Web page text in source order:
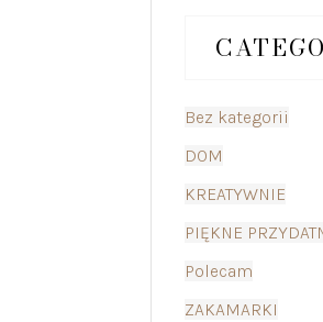
Bez kategorii
DOM
KREATYWNIE
PIĘKNE
Polecam
ZAKAMARKI